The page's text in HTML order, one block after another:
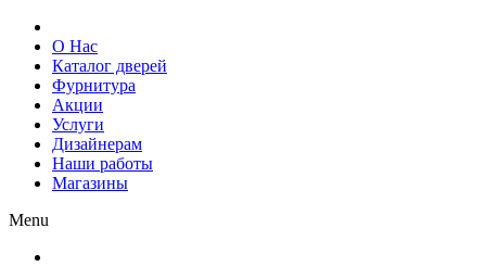
О Нас
Каталог дверей
Фурнитура
Акции
Услуги
Дизайнерам
Наши работы
Магазины
Menu